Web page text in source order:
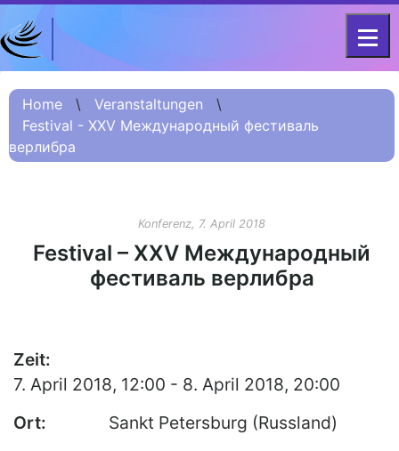
Home
Projekt
Kurzinformation
О проекте (Beschreibung
Russisch)
项目简介 (Beschreibung
Chinesisch)
Veranstaltungsarchiv
Publikationen
DFG-KOLLEG-FORSCHUNGSGRUPPE
FOR 2603 2017 – 2023
Home \ Veranstaltungen
\
Festival - XХV Международный фестиваль
верлибра
Konferenz, 7. April 2018
Festival – XХV Международный
фестиваль верлибра
Zeit:
7. April 2018, 12:00 - 8. April 2018, 20:00
Ort:
Sankt Petersburg (Russland)